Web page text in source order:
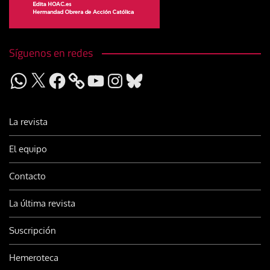
Síguenos en redes
WhatsApp
X Facebook YouTubeInstagram
Bluesky
La revista
El equipo
Contacto
La última revista
Suscripción
Hemeroteca